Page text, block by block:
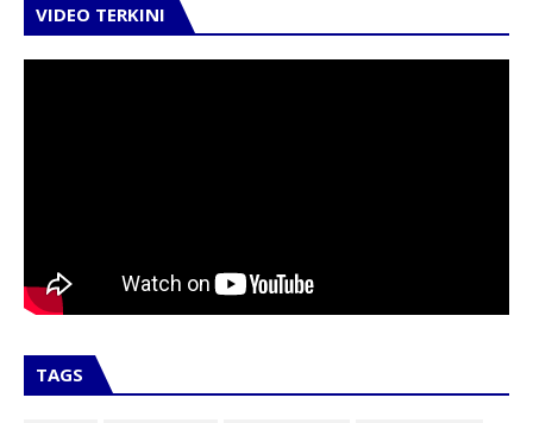
VIDEO TERKINI
TAGS